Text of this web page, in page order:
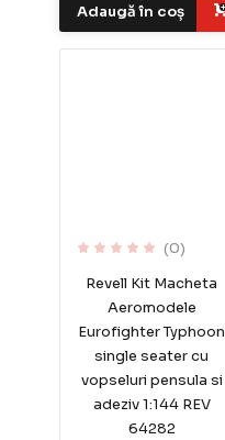
Adaugă în coș
(0)
Revell Kit Macheta
Aeromodele
Eurofighter Typhoon
single seater cu
vopseluri pensula si
adeziv 1:144 REV
64282